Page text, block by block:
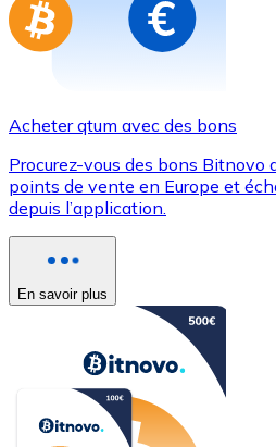
Acheter qtum avec des bons
Procurez-vous des bons Bitnovo
points de vente en Europe et
depuis l’application.
En savoir plus